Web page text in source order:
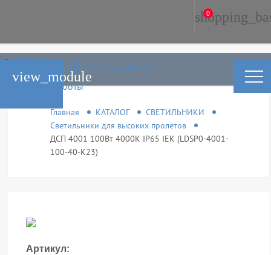
phone_in_talk Заказать звонок
Главная
Каталог
Условия работы
0
Главная КАТАЛОГ
СВЕТИЛЬНИКИ
Светильники для высоких пролетов
ДСП 4001 100Вт 4000К IP65 IEK (LDSP0-4001-
100-40-K23)
Артикул:
view_module